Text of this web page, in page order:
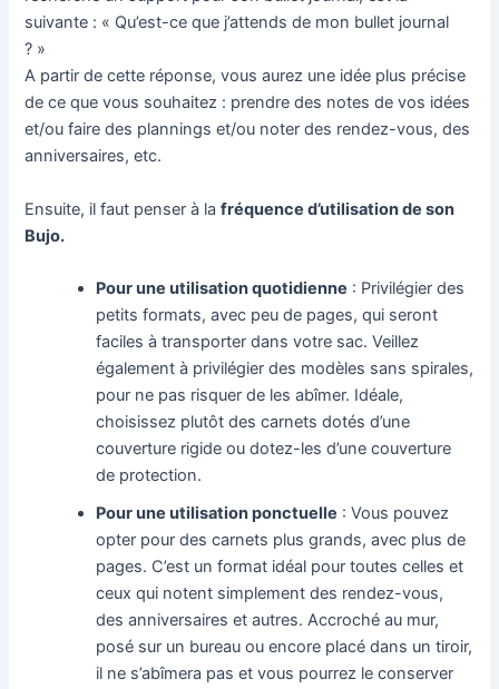
suivante : « Qu’est-ce que j’attends de mon bullet journal
? »
A partir de cette réponse, vous aurez une idée plus précise
de ce que vous souhaitez : prendre des notes de vos idées
et/ou faire des plannings et/ou noter des rendez-vous, des
anniversaires, etc.
Ensuite, il faut penser à lafréquence d’utilisation de son
Bujo.
Pour une utilisation quotidienne : Privilégier des
petits formats, avec peu de pages, qui seront
faciles à transporter dans votre sac. Veillez
également à privilégier des modèles sans spirales,
pour ne pas risquer de les abîmer. Idéale,
choisissez plutôt des carnets dotés d’une
couverture rigide ou dotez-les d’une couverture
de protection.
Pour une utilisation ponctuelle : Vous pouvez
opter pour des carnets plus grands, avec plus de
pages. C’est un format idéal pour toutes celles et
ceux qui notent simplement des rendez-vous,
des anniversaires et autres. Accroché au mur,
posé sur un bureau ou encore placé dans un tiroir,
il ne s’abîmera pas et vous pourrez le conserver